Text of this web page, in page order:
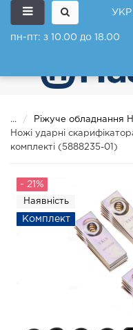
УКР
пн-пт: з 10.00 до 18.00
...
Ріжуче обладнання
Ножі ударні
комплекті (5888235-01)
- 21%
Наявність
Комплект